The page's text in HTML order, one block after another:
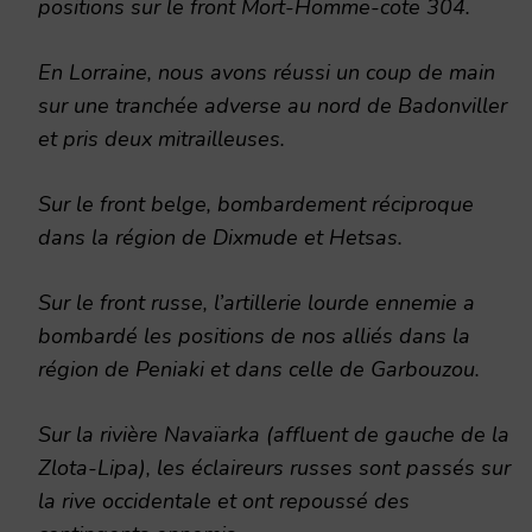
positions sur le front Mort-Homme-cote 304.
En Lorraine, nous avons réussi un coup de main
sur une tranchée adverse au nord de Badonviller
et pris deux mitrailleuses.
Sur le front belge, bombardement réciproque
dans la région de Dixmude et Hetsas.
Sur le front russe, l’artillerie lourde ennemie a
bombardé les positions de nos alliés dans la
région de Peniaki et dans celle de Garbouzou.
Sur la rivière Navaïarka (affluent de gauche de la
Zlota-Lipa), les éclaireurs russes sont passés sur
la rive occidentale et ont repoussé des